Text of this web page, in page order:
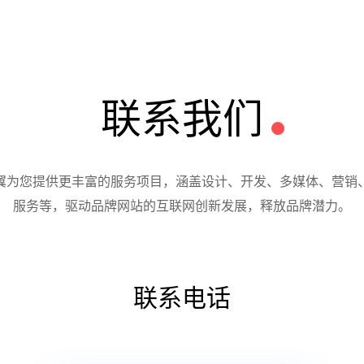
联系我们
为您提供更丰富的服务项目，涵盖设计、开发、多媒体、营销
服务等，驱动品牌网站的互联网创新发展，释放品牌潜力。
联系电话